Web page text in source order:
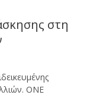
στη
ONE